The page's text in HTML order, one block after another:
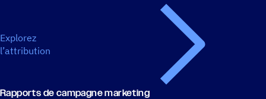
Explorez
l’attribution
Rapports de campagne marketing